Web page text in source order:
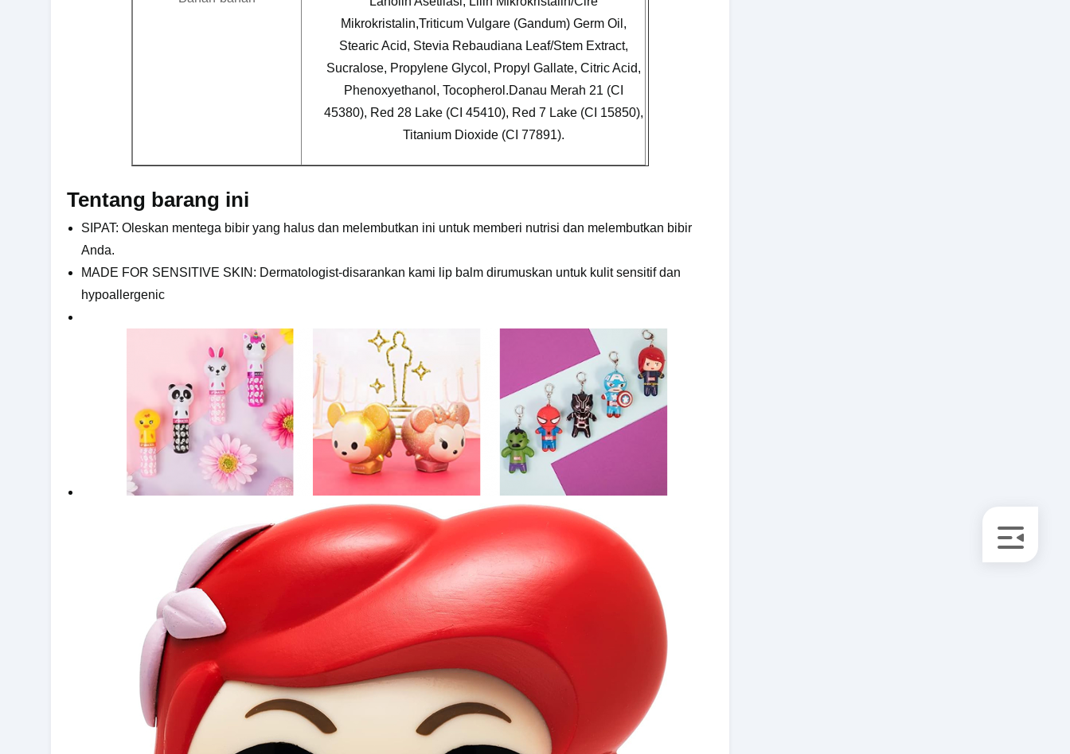
Mikrokristalin,Triticum Vulgare (Gandum) Germ Oil,
Stearic Acid, Stevia Rebaudiana Leaf/Stem Extract,
Sucralose, Propylene Glycol, Propyl Gallate, Citric Acid,
Phenoxyethanol, Tocopherol.Danau Merah 21 (CI
45380), Red 28 Lake (CI 45410), Red 7 Lake (CI 15850),
Titanium Dioxide (CI 77891).
Tentang barang ini
SIPAT: Oleskan mentega bibir yang halus dan melembutkan ini untuk memberi nutrisi dan melembutkan bibir
Anda.
MADE FOR SENSITIVE SKIN: Dermatologist-disarankan kami lip balm dirumuskan untuk kulit sensitif dan
hypoallergenic